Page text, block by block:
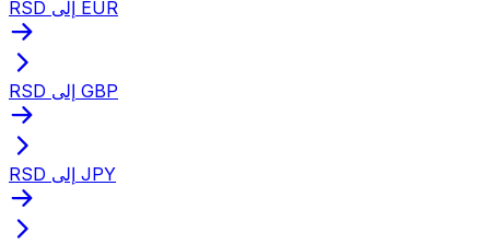
RSD إلى EUR
RSD إلى GBP
RSD إلى JPY